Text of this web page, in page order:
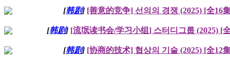
[韩剧] [善意的竞争] 선의의 경쟁 (2025) [全16
[韩剧] [流氓读书会/学习小组] 스터디그룹 (2025) [
[韩剧] [协商的技术] 협상의 기술 (2025) [全12